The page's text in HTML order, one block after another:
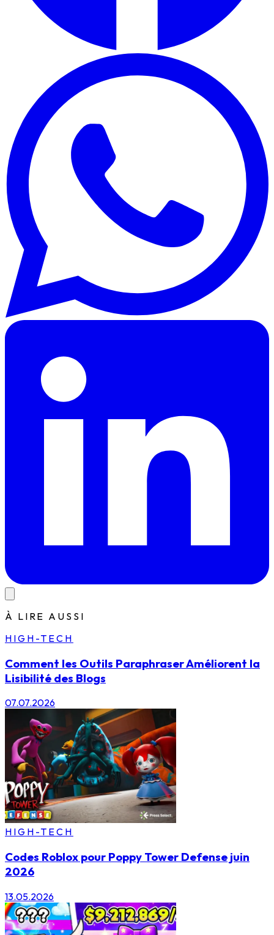
À LIRE AUSSI
HIGH-TECH
Comment les Outils Paraphraser Améliorent la
Lisibilité des Blogs
07.07.2026
HIGH-TECH
Codes Roblox pour Poppy Tower Defense juin
2026
13.05.2026